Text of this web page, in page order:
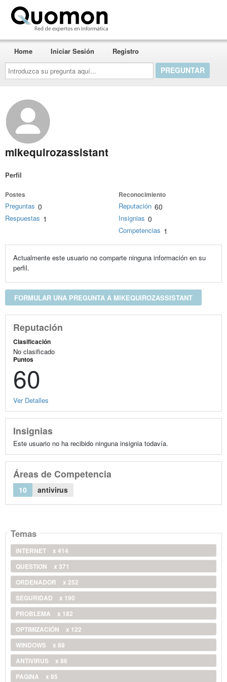
Introduzca
su
pregunta
aquí...
Home Iniciar Sesión Registro
mikequirozassistant
Perfil
Postes
Preguntas 0
Respuestas 1
Reconocimiento
Reputación 60
Insignias 0
Competencias 1
Actualmente este usuario no comparte ninguna información en su
perfil.
FORMULAR UNA PREGUNTA A MIKEQUIROZASSISTANT
Reputación
Clasificación
No clasificado
Puntos
60
Ver Detalles
Insignias
Este usuario no ha recibido ninguna insignia todavía.
Áreas de Competencia
10 antivirus
Temas
INTERNET
x 414
QUESTION
x 371
ORDENADOR
x 252
SEGURIDAD
x 190
PROBLEMA
x 182
OPTIMIZACIÓN
x 122
WINDOWS
x 88
ANTIVIRUS
x 86
PAGINA
x 85